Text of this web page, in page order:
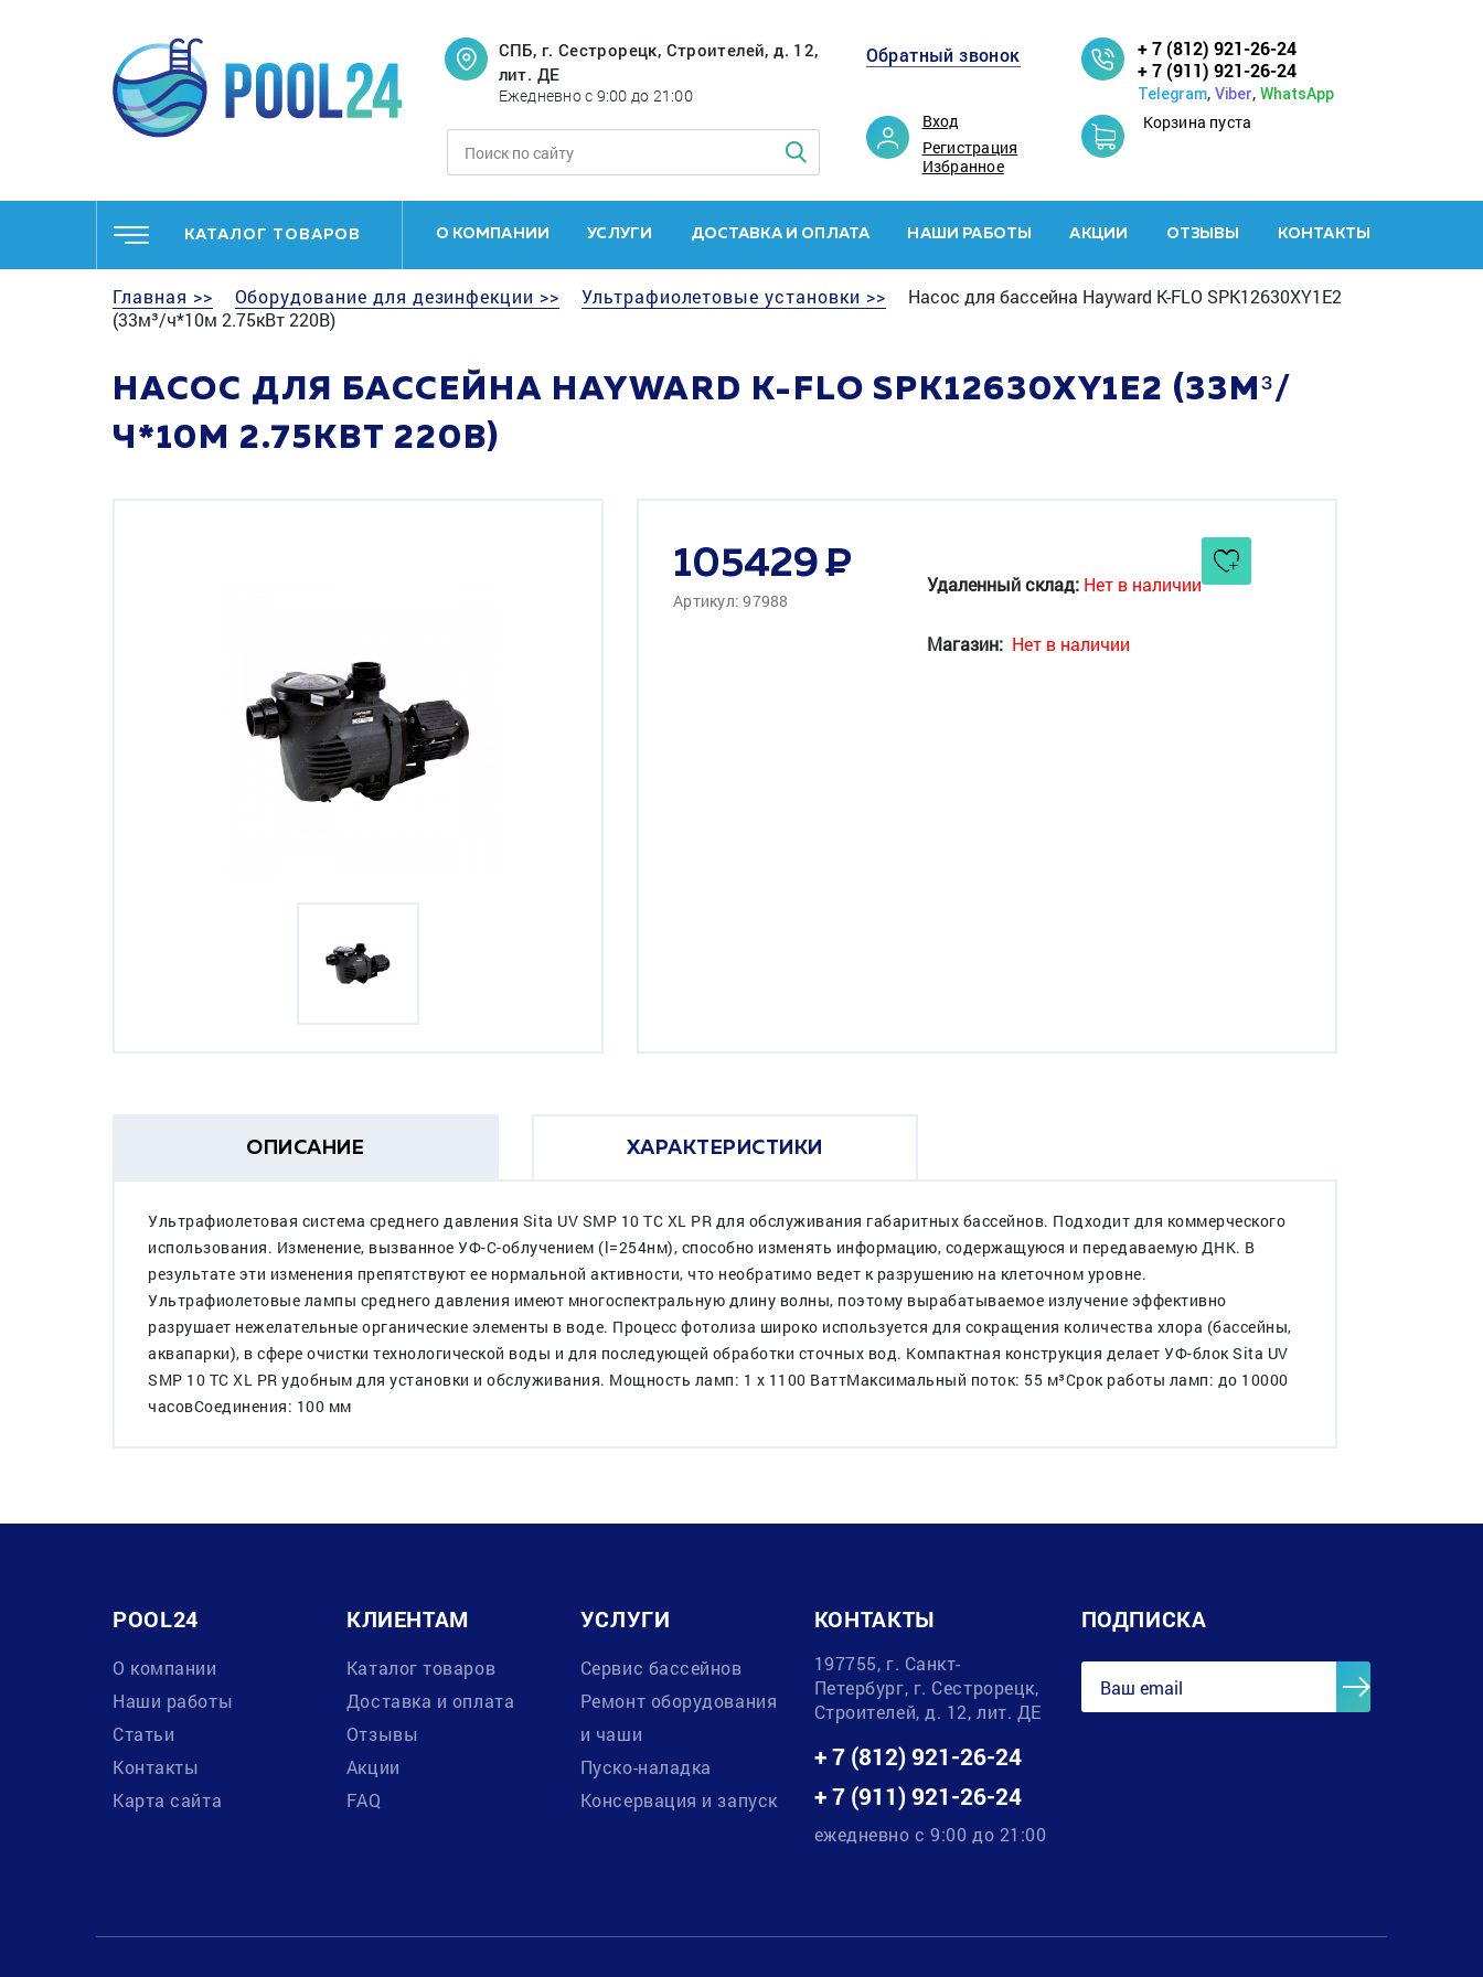
СПБ, г. Сестрорецк, Строителей, д. 12,
лит. ДЕ
Ежедневно с 9:00 до 21:00
Обратный звонок
Вход
Регистрация
Избранное
+ 7 (812) 921-26-24
+ 7 (911) 921-26-24
Telegram, Viber, WhatsApp
Корзина пуста
КАТАЛОГ ТОВАРОВ О КОМПАНИИ УСЛУГИ ДОСТАВКА И ОПЛАТА НАШИ РАБОТЫ АКЦИИ ОТЗЫВЫ КОНТАКТЫ
Главная >> Оборудование для дезинфекции >> Ультрафиолетовые установки >>
Насос для бассейна Hayward K-FLO SPK12630XY1E2
(33м³/ч*10м 2.75кВт 220В)
НАСОС ДЛЯ БАССЕЙНА HAYWARD K-FLO SPK12630XY1E2 (33М³/
Ч*10М 2.75КВТ 220В)
105429
Артикул: 97988
Удаленный склад: Нет в наличии
Магазин: Нет в наличии
ОПИСАНИЕ ХАРАКТЕРИСТИКИ
Ультрафиолетовая система среднего давления Sita UV SMP 10 TC XL PR для обслуживания габаритных бассейнов. Подходит для коммерческого
использования. Изменение, вызванное УФ-С-облучением (l=254нм), способно изменять информацию, содержащуюся и передаваемую ДНК. В
результате эти изменения препятствуют ее нормальной активности, что необратимо ведет к разрушению на клеточном уровне.
Ультрафиолетовые лампы среднего давления имеют многоспектральную длину волны, поэтому вырабатываемое излучение эффективно
разрушает нежелательные органические элементы в воде. Процесс фотолиза широко используется для сокращения количества хлора (бассейны,
аквапарки), в сфере очистки технологической воды и для последующей обработки сточных вод. Компактная конструкция делает УФ-блок Sita UV
SMP 10 TC XL PR удобным для установки и обслуживания. Мощность ламп: 1 х 1100 ВаттМаксимальный поток: 55 м³Срок работы ламп: до 10000
часовСоединения: 100 мм
POOL24
О компании
Наши работы
Статьи
Контакты
Карта сайта
КЛИЕНТАМ
Каталог товаров
Доставка и оплата
Отзывы
Акции
FAQ
УСЛУГИ
Сервис бассейнов
Ремонт оборудования
и чаши
Пуско-наладка
Консервация и запуск
КОНТАКТЫ
197755, г. Санкт-
Петербург, г. Сестрорецк,
Строителей, д. 12, лит. ДЕ
+ 7 (812) 921-26-24
+ 7 (911) 921-26-24
ежедневно с 9:00 до 21:00
ПОДПИСКА